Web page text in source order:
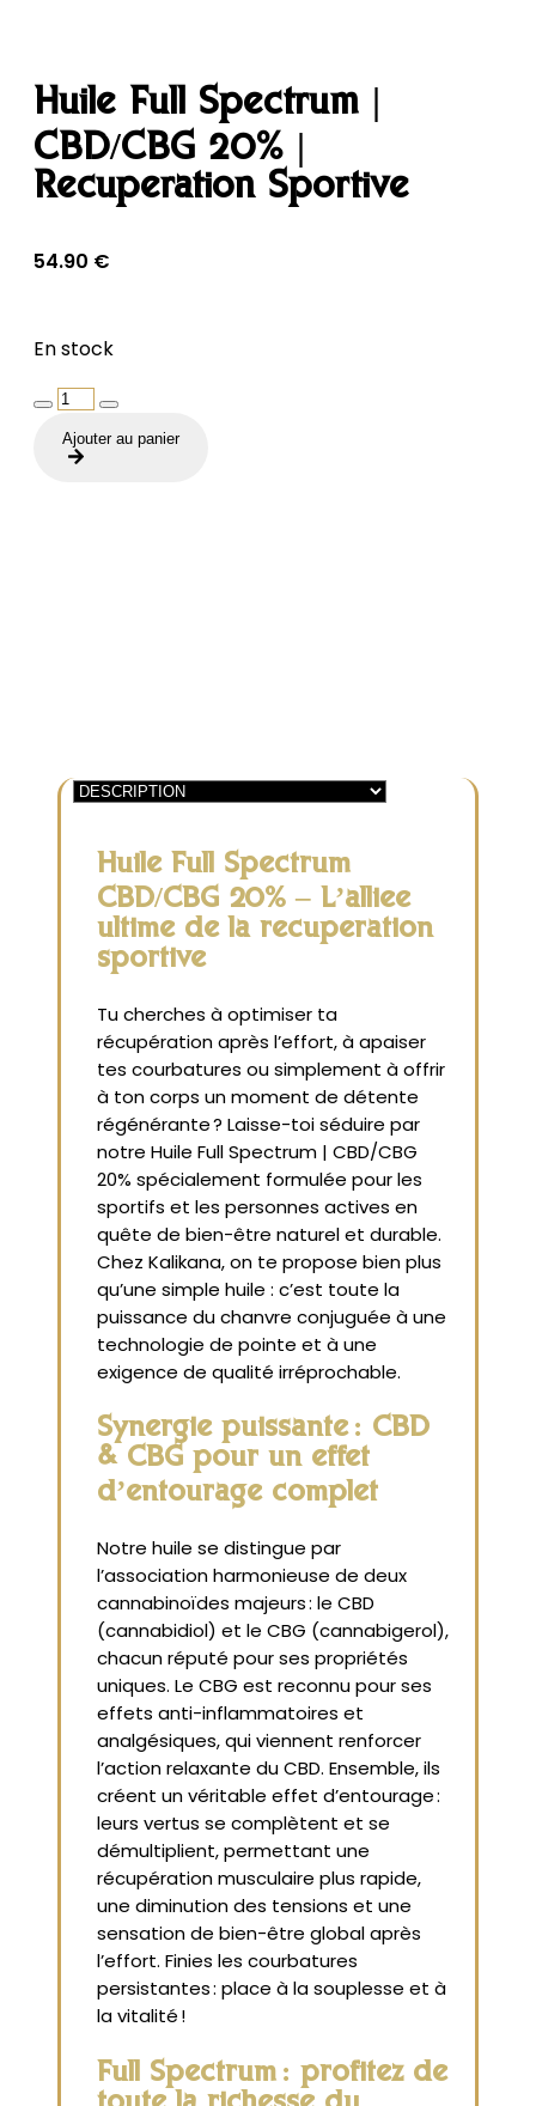
Huile Full Spectrum |
CBD/CBG 20% |
Récupération Sportive
54.90 €
En stock
quantité
Huile
Ajouter au panier
Huile Full Spectrum
CBD/CBG 20% – L’alliée
ultime de la récupération
sportive
Tu cherches à optimiser ta
récupération après l’effort, à apaiser
tes courbatures ou simplement à offrir
à ton corps un moment de détente
régénérante ? Laisse-toi séduire par
notre Huile Full Spectrum | CBD/CBG
20% spécialement formulée pour les
sportifs et les personnes actives en
quête de bien-être naturel et durable.
Chez Kalikana, on te propose bien plus
qu’une simple huile : c’est toute la
puissance du chanvre conjuguée à une
technologie de pointe et à une
exigence de qualité irréprochable.
Synergie puissante : CBD
& CBG pour un effet
d’entourage complet
Notre huile se distingue par
l’association harmonieuse de deux
cannabinoïdes majeurs : le CBD
(cannabidiol) et le CBG (cannabigerol),
chacun réputé pour ses propriétés
uniques. Le CBG est reconnu pour ses
effets anti-inflammatoires et
analgésiques, qui viennent renforcer
l’action relaxante du CBD. Ensemble, ils
créent un véritable effet d’entourage :
leurs vertus se complètent et se
démultiplient, permettant une
récupération musculaire plus rapide,
une diminution des tensions et une
sensation de bien-être global après
l’effort. Finies les courbatures
persistantes : place à la souplesse et à
la vitalité !
Full Spectrum : profitez de